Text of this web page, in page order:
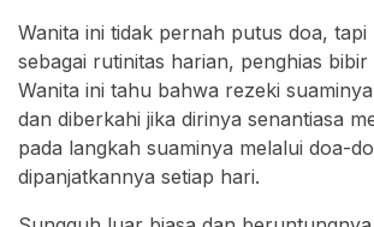
Wanita ini tidak pernah putus doa, tapi
sebagai rutinitas harian, penghias bibir
Wanita ini tahu bahwa rezeki
dan diberkahi jika dirinya senantiasa
pada langkah suaminya melalui doa-
dipanjatkannya setiap hari.